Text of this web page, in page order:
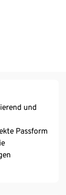
und
Passform